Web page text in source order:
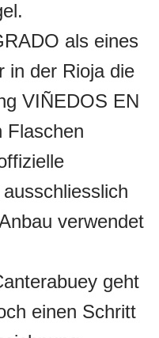
als eines
in der Rioja die
VIÑEDOS EN
Flaschen
verwendet
geht
einen Schritt